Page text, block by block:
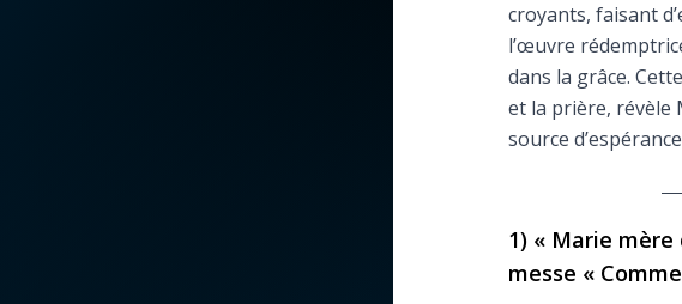
Marie qui défait les
Me consacrer à Jésus
Mes intentions de
croyants, faisant
l’œuvre
dans la grâce.
et la prière, révèle
source
1) « Marie
messe «